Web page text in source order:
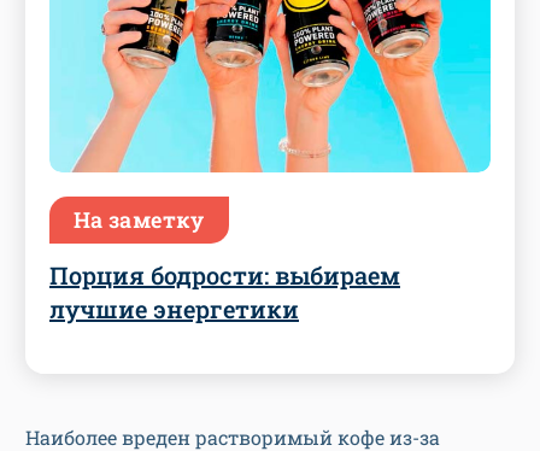
На заметку
Порция бодрости: выбираем
лучшие энергетики
Наиболее вреден растворимый кофе из-за